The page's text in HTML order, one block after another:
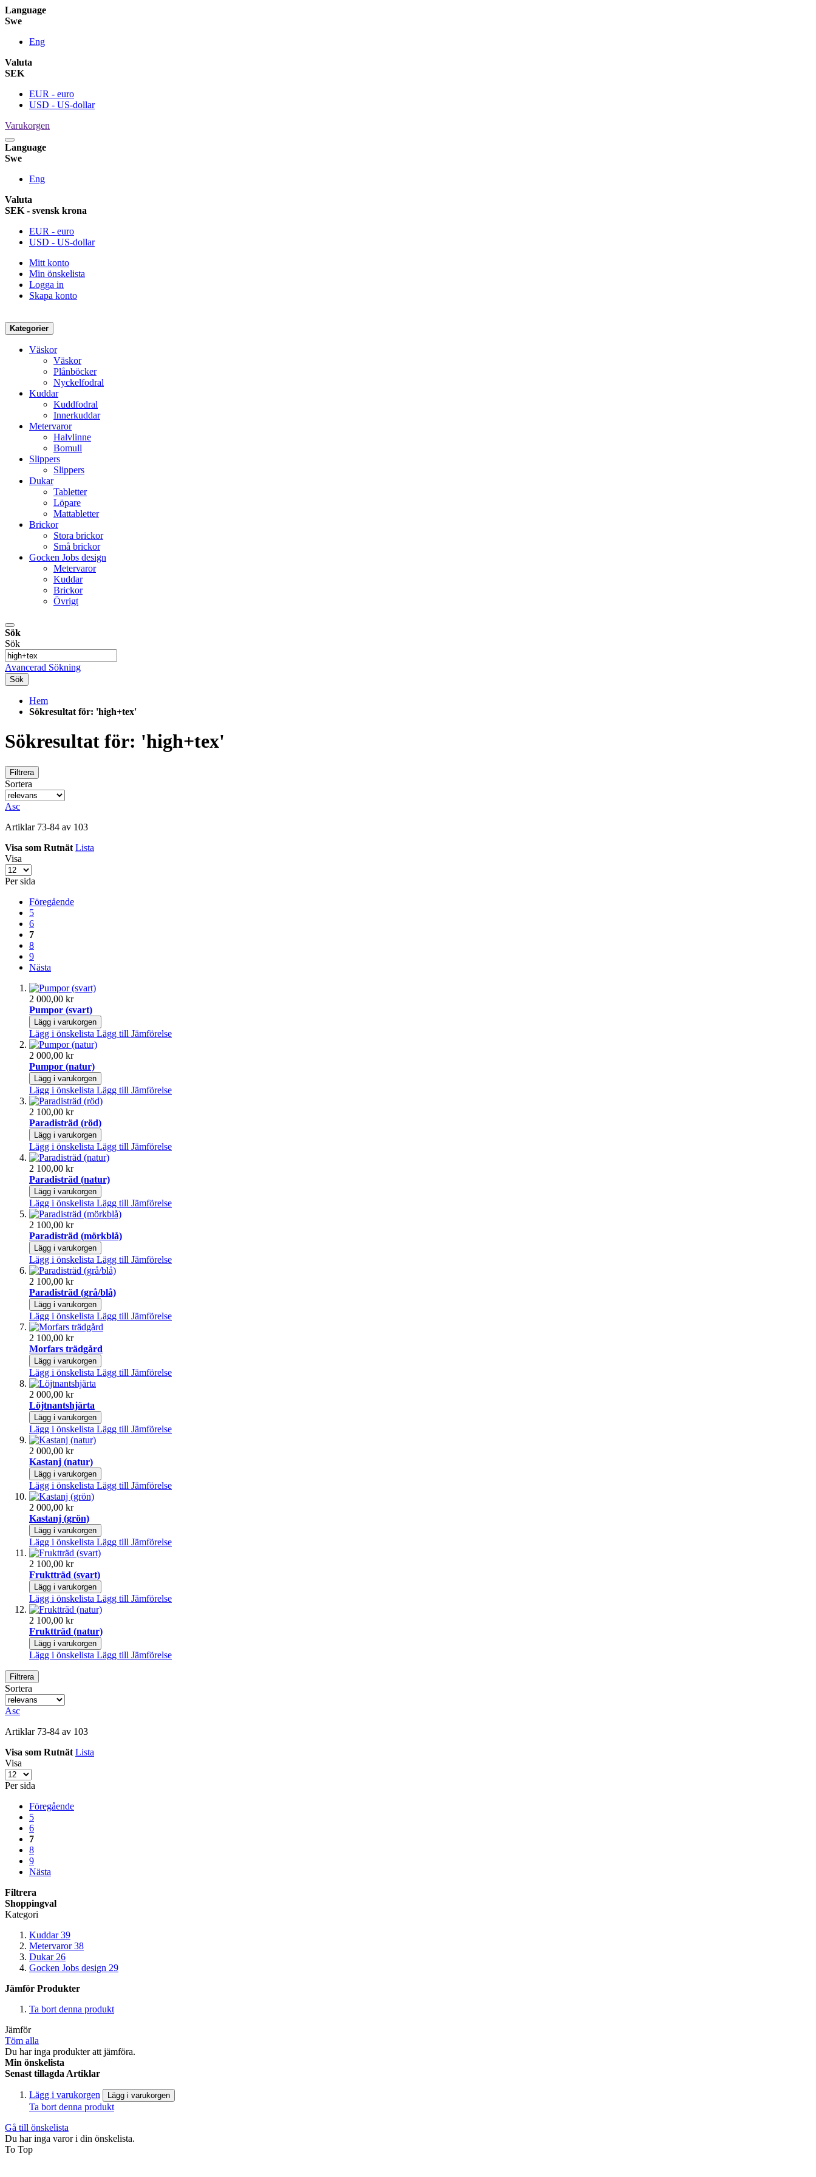
Language
Swe
Eng
Valuta
SEK
EUR - euro
USD - US-dollar
Varukorgen
Language
Swe
Eng
Valuta
SEK - svensk krona
EUR - euro
USD - US-dollar
Mitt konto
Min önskelista
Logga in
Skapa konto
Kategorier
Väskor
Väskor
Plånböcker
Nyckelfodral
Kuddar
Kuddfodral
Innerkuddar
Metervaror
Halvlinne
Bomull
Slippers
Slippers
Dukar
Tabletter
Löpare
Mattabletter
Brickor
Stora brickor
Små brickor
Gocken Jobs design
Metervaror
Kuddar
Brickor
Övrigt
Sök
Sök
Avancerad Sökning
Sök
Hem
Sökresultat för: 'high+tex'
Sökresultat för: 'high+tex'
Filtrera
Sortera
Asc
Artiklar 73-84 av 103
Visa som Rutnät Lista
Visa
Per sida
Föregående
5
6
7
8
9
Nästa
2 000,00 kr
Pumpor (svart)
Lägg i varukorgen
Lägg i önskelista Lägg till Jämförelse
2 000,00 kr
Pumpor (natur)
Lägg i varukorgen
Lägg i önskelista Lägg till Jämförelse
2 100,00 kr
Paradisträd (röd)
Lägg i varukorgen
Lägg i önskelista Lägg till Jämförelse
2 100,00 kr
Paradisträd (natur)
Lägg i varukorgen
Lägg i önskelista Lägg till Jämförelse
2 100,00 kr
Paradisträd (mörkblå)
Lägg i varukorgen
Lägg i önskelista Lägg till Jämförelse
2 100,00 kr
Paradisträd (grå/blå)
Lägg i varukorgen
Lägg i önskelista Lägg till Jämförelse
2 100,00 kr
Morfars trädgård
Lägg i varukorgen
Lägg i önskelista Lägg till Jämförelse
2 000,00 kr
Löjtnantshjärta
Lägg i varukorgen
Lägg i önskelista Lägg till Jämförelse
2 000,00 kr
Kastanj (natur)
Lägg i varukorgen
Lägg i önskelista Lägg till Jämförelse
2 000,00 kr
Kastanj (grön)
Lägg i varukorgen
Lägg i önskelista Lägg till Jämförelse
2 100,00 kr
Fruktträd (svart)
Lägg i varukorgen
Lägg i önskelista Lägg till Jämförelse
2 100,00 kr
Fruktträd (natur)
Lägg i varukorgen
Lägg i önskelista Lägg till Jämförelse
Filtrera
Sortera
Asc
Artiklar 73-84 av 103
Visa som Rutnät Lista
Visa
Per sida
Föregående
5
6
7
8
9
Nästa
Filtrera
Shoppingval
Kategori
Kuddar 39
Metervaror 38
Dukar 26
Gocken Jobs design 29
Jämför Produkter
Ta bort denna produkt
Jämför
Töm alla
Du har inga produkter att jämföra.
Min önskelista
Senast tillagda Artiklar
Lägg i varukorgen Lägg i varukorgen
Ta bort denna produkt
Gå till önskelista
Du har inga varor i din önskelista.
To Top